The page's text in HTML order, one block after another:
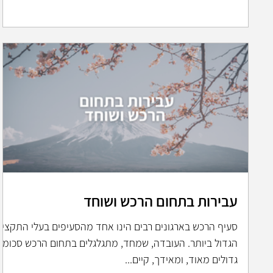
עבירות בתחום הרכש ושוחד
סעיף הרכש בארגונים רבים הינו אחד מהסעיפים בעלי
הגדול ביותר. העובדה, שמחד, מתגלגלים בתחום הרכש
גדולים מאוד, ומאידך, קיים...